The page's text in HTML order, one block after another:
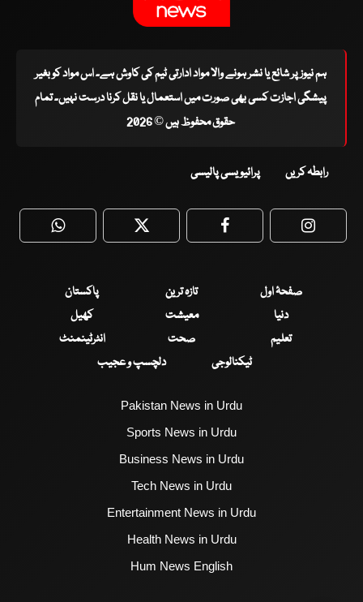
ہم نیوز پر شائع یا نشر ہونے والا مواد ادارتی ٹیم کی کاوش ہے۔ اس مواد کو بغیر
پیشگی اجازت کسی بھی صورت میں استعمال یا نقل کرنا درست نہیں۔ تمام
حقوق محفوظ ہیں © 2026
رابطہ کریں پرائیویسی پالیسی
WhatsApp Twitter Facebook
صفحۂ اول تازہ ترین
پاکستان
دنیا
معیشت
کھیل
تعلیم
صحت
انٹرٹینمنٹ
ٹیکنالوجی
دلچسپ و عجیب
Pakistan News in Urdu
Sports News in Urdu
Business News in Urdu
Tech News in Urdu
Entertainment News in Urdu
Health News in Urdu
Hum News English